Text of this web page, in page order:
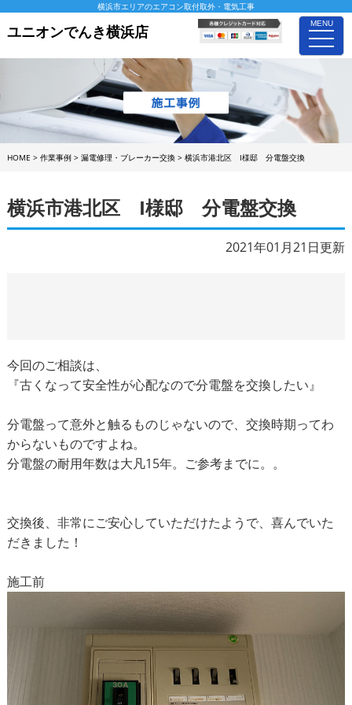
MENU
toggle
横浜市エリアのエアコン取付取外・電気工事
ユニオンでんき横浜店
HOME > 作業事例> 漏電修理・ブレーカー交換> 横浜市港北区 I様邸 分電盤交換
横浜市港北区 I様邸 分電盤交換
2021年01月21日更新
今回のご相談は、
『古くなって安全性が心配なので分電盤を交換したい』
分電盤って意外と触るものじゃないので、交換時期ってわ
からないものですよね。
分電盤の耐用年数は大凡15年。ご参考までに。。
交換後、非常にご安心していただけたようで、喜んでいた
だきました！
施工前